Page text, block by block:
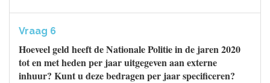
Vraag 6
Hoeveel geld heeft de Nationale Politie in de jaren 2020
tot en met heden per jaar uitgegeven aan externe
inhuur? Kunt u deze bedragen per jaar specificeren?